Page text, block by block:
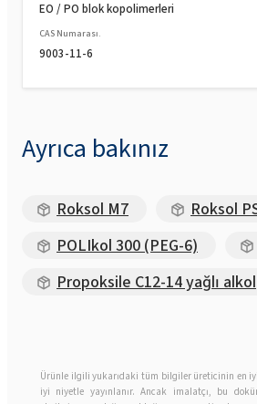
EO / PO blok kopolimerleri
CAS Numarası.
9003-11-6
Ayrıca bakınız
Roksol M7
Roksol
POLIkol 300 (PEG-6)
Propoksile C12-14 yağlı alkol
Ürünle ilgili yukarıdaki tüm bilgiler üreticinin en
iyi niyetle yayınlanır. Ancak imalatçı, bu